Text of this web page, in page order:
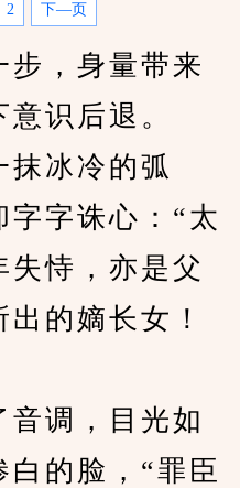
2 下—页
，身量带来
识后退。
冰冷的弧
字字诛心：“太
失恃，亦是父
的嫡长女！
调，目光如
白的脸，“罪臣